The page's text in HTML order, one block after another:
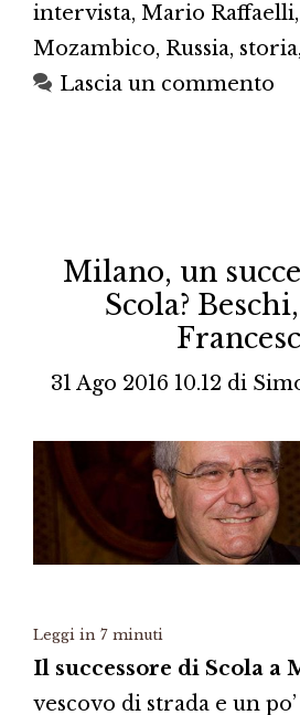
intervista, Mario Raffaelli,
Mozambico, Russia, storia,
Lascia un commento
Milano, un
Scola?
31 Ago 2016 10.12 di
Leggi in 7 minuti
Il successore di Scola a
vescovo di strada e un po’